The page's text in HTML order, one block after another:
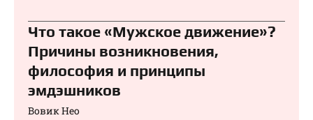
Что такое «Мужское движение»?
Причины возникновения,
философия и принципы
эмдэшников
Вовик Нео